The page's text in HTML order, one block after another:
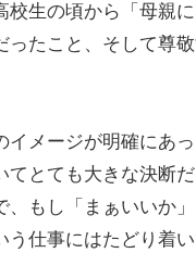
校生の頃から「母親
ったこと、そして尊
メージが明確にあ
とても大きな決断だ
、もし「まぁいいか
仕事にはたどり着